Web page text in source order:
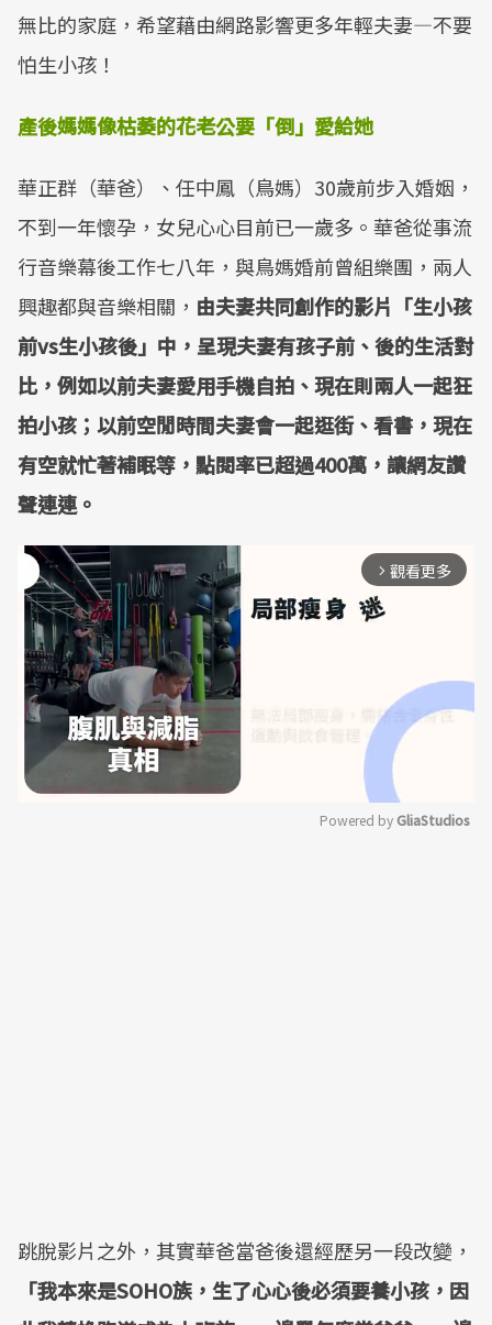
無比的家庭，希望藉由網路影響更多年輕夫妻—不要
怕生小孩！
產後媽媽像枯萎的花老公要「倒」愛給她
華正群（華爸）、任中鳳（鳥媽）30歲前步入婚姻，
不到一年懷孕，女兒心心目前已一歲多。華爸從事流
行音樂幕後工作七八年，與鳥媽婚前曾組樂團，兩人
興趣都與音樂相關， 由夫妻共同創作的影片「生小孩
前vs生小孩後」中，呈現夫妻有孩子前、後的生活對
比，例如以前夫妻愛用手機自拍、現在則兩人一起狂
拍小孩；以前空閒時間夫妻會一起逛街、看書，現在
有空就忙著補眠等，點閱率已超過400萬，讓網友讚
聲連連。
arrow_forward_ios 觀看更多
Powered by GliaStudios
跳脫影片之外，其實華爸當爸後還經歷另一段改變，
「我本來是SOHO族，生了心心後必須要養小孩，因